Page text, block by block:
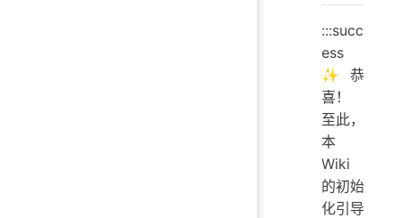
:::succ
ess
✨ 恭
喜！
至此，
本
Wiki
的初始
化引导